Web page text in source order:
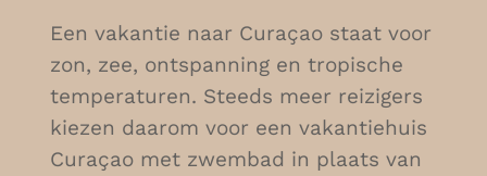
Een vakantie naar Curaçao staat voor
zon, zee, ontspanning en tropische
temperaturen. Steeds meer reizigers
kiezen daarom voor een vakantiehuis
Curaçao met zwembad in plaats van